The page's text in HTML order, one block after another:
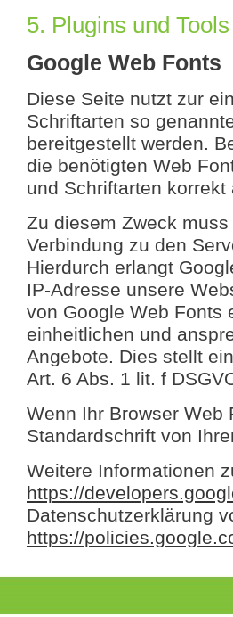
5. Plugins und Tools
Google Web Fonts
Diese Seite nutzt zur
Schriftarten so
bereitgestellt werden.
die benötigten Web
und Schriftarten korrekt
Zu diesem Zweck
Verbindung zu den
Hierdurch erlangt
IP-Adresse unsere
von Google Web Fonts
einheitlichen und
Angebote. Dies stellt
Art. 6 Abs. 1 lit. f
Wenn Ihr Browser Web
Standardschrift von
Weitere Informationen
https://
Datenschutzerklärung
https://